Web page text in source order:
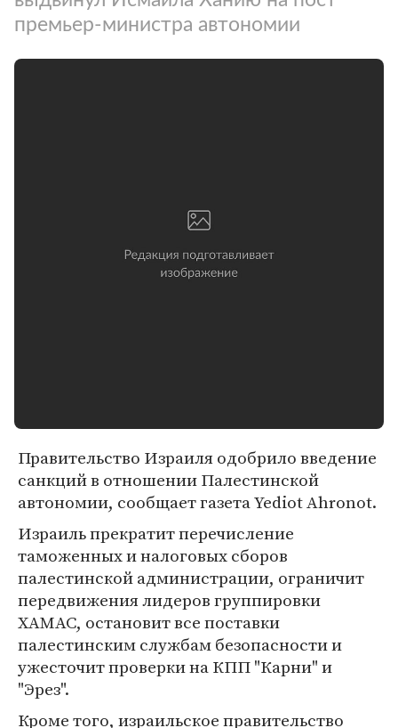
премьер-министра автономии
Правительство Израиля одобрило введение
санкций в отношении Палестинской
автономии, сообщает газета Yediot Ahronot.
Израиль прекратит перечисление
таможенных и налоговых сборов
палестинской администрации, ограничит
передвижения лидеров группировки
ХАМАС, остановит все поставки
палестинским службам безопасности и
ужесточит проверки на КПП "Карни" и
"Эрез".
Кроме того, израильское правительство